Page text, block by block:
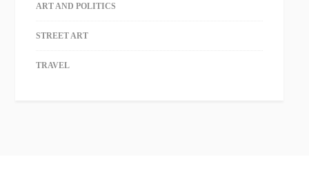
ART AND POLITICS
STREET ART
TRAVEL